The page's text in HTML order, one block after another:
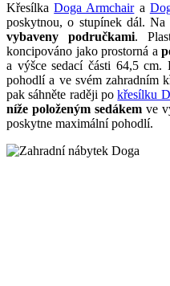
KřesílkaDoga Armchaira
poskytnou, o stupínek dál.
vybaveny područkami.
koncipováno jako prostorná a
a výšce sedací části 64,5 cm.
pohodlí a ve svém zahradním
pak sáhněte raději pokřesílku
níže položeným sedákemve
poskytne maximální pohodlí.